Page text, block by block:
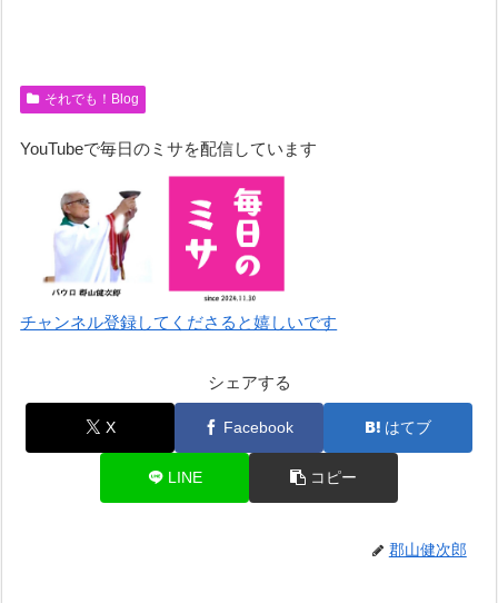
それでも！Blog
YouTubeで毎日のミサを配信しています
チャンネル登録してくださると嬉しいです
シェアする
X Facebook はてブ
LINE コピー
郡山健次郎